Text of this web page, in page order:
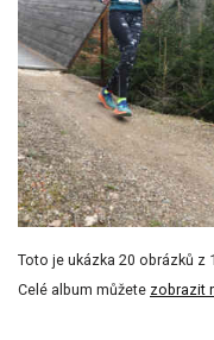
Toto je ukázka 20 obrázků z
Celé album můžete zobrazit